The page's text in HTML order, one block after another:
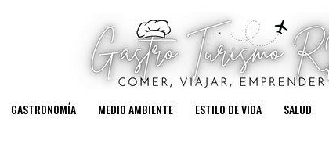
GASTRONOMÍA MEDIO AMBIENTE ESTILO DE VIDA SALUD